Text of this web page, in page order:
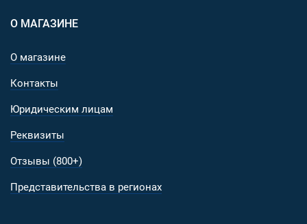
О МАГАЗИНЕ
О магазине
Контакты
Юридическим лицам
Реквизиты
Отзывы (800+)
Представительства в регионах